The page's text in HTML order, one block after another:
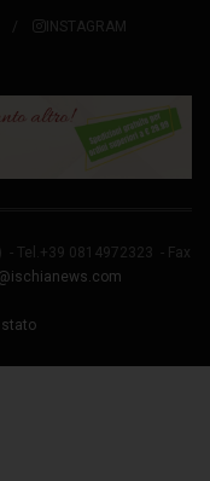
INSTAGRAM
- Tel.+39 0814972323 - Fax
stato